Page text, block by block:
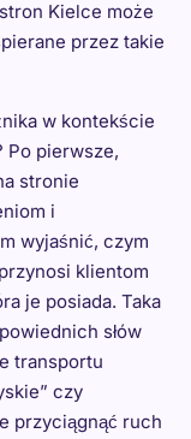
Kielce może
przez takie
w kontekście
Po pierwsze,
stronie
i
wyjaśnić, czym
klientom
je posiada. Taka
słów
transportu
czy
przyciągnąć ruch